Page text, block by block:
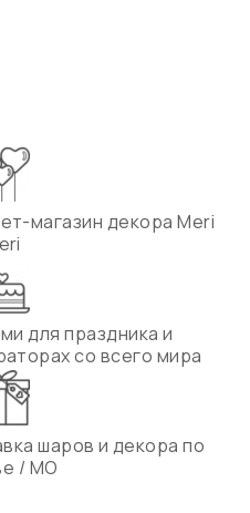
магазин декора Meri
для праздника и
со всего мира
шаров и декора по
/ МО